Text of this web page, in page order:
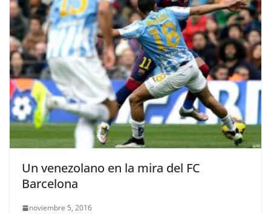
Un venezolano en la mira del FC
Barcelona
noviembre 5, 2016